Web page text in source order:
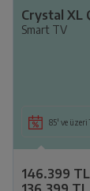
Smart TV
85' ve üzeri
146.399 TL